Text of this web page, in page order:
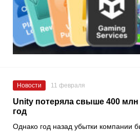
Новости 11 февраля
Unity потеряла свыше 400 млн
год
Однако год назад убытки компании